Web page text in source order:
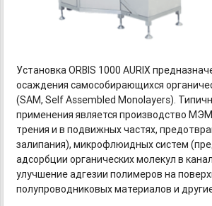
Установка ORBIS 1000 AURIX
осаждения самособирающихся
(SAM, Self Assembled Monolayers).
применения является производство
трения и в подвижных частях,
залипания), микрофлюидных систем
адсорбции органических молекул в
улучшение адгезии полимеров на
полупроводниковых материалов и